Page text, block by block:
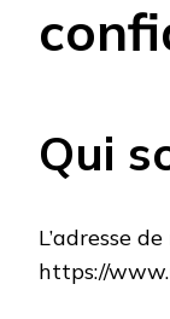
Qui
L’adresse
https://